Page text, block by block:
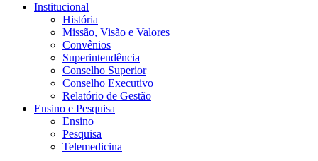
Institucional
História
Missão, Visão e Valores
Convênios
Superintendência
Conselho Superior
Conselho Executivo
Relatório de Gestão
Ensino e Pesquisa
Ensino
Pesquisa
Telemedicina